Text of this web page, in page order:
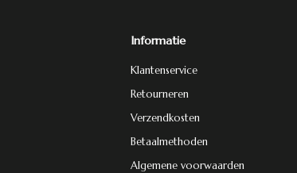
Informatie
Klantenservice
Retourneren
Verzendkosten
Betaalmethoden
Algemene voorwaarden